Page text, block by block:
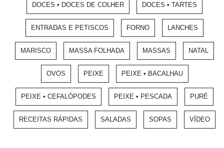
DOCES • DOCES DE COLHER DOCES • TARTES
ENTRADAS E PETISCOS FORNO LANCHES
MARISCO MASSA FOLHADA MASSAS NATAL
OVOS PEIXE PEIXE • BACALHAU
PEIXE • CEFALÓPODES PEIXE • PESCADA PURÉ
RECEITAS RÁPIDAS SALADAS SOPAS VÍDEO